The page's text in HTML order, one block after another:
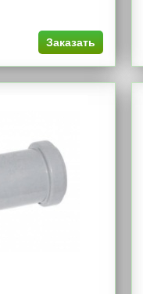
Заказать